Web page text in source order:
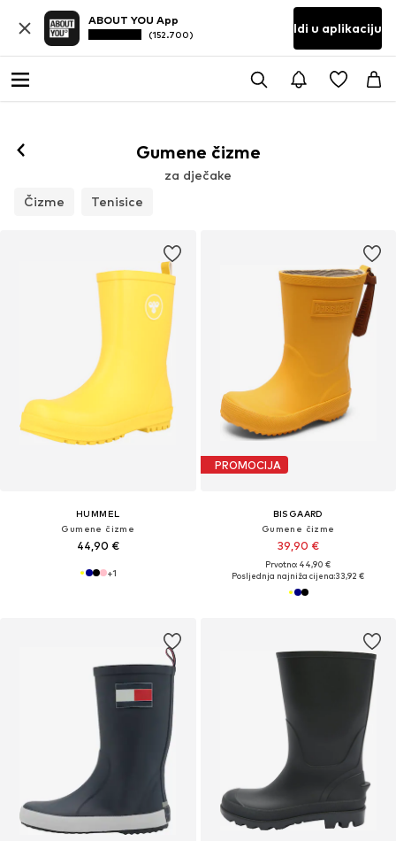
ABOUT YOU App
(152.700) Idi u aplikaciju
Gumene čizme
za dječake
Čizme
Tenisice
HUMMEL
Gumene čizme
44,90 €
+1
PROMOCIJA
BISGAARD
Gumene čizme
39,90 €
Prvotno: 44,90 €
Posljednja najniža cijena:33,92 €